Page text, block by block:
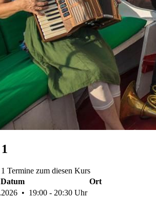
1
Termine zum diesen Kurs
Datum
Ort
• 19:00 - 20:30 Uhr